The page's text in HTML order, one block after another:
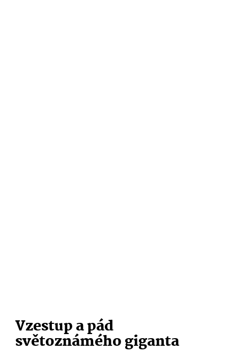
Vzestup a pád
světoznámého giganta